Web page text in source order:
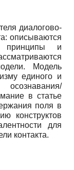
диалогово-
описываются
принципы и
Модель
единого и
в статье
поля в
конструктов
для
контакта.